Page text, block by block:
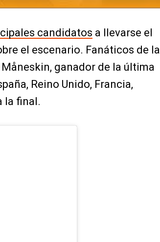
candidatos a llevarse el
el escenario. Fanáticos de la
ganador de la última
Reino Unido, Francia,
la final.